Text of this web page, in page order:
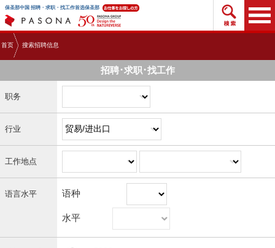
保圣那中国 招聘・求职・找工作首选保圣那 搜索
首页 搜索招聘信息
招聘･求职･找工作
职务
行业
工作地点
语言水平 语种
水平